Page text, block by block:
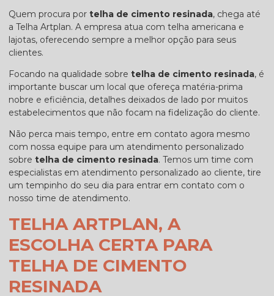
Quem procura por telha de cimento resinada, chega até
a Telha Artplan. A empresa atua com telha americana e
lajotas, oferecendo sempre a melhor opção para seus
clientes.
Focando na qualidade sobre telha de cimento resinada, é
importante buscar um local que ofereça matéria-prima
nobre e eficiência, detalhes deixados de lado por muitos
estabelecimentos que não focam na fidelização do cliente.
Não perca mais tempo, entre em contato agora mesmo
com nossa equipe para um atendimento personalizado
sobre telha de cimento resinada. Temos um time com
especialistas em atendimento personalizado ao cliente, tire
um tempinho do seu dia para entrar em contato com o
nosso time de atendimento.
TELHA ARTPLAN, A
ESCOLHA CERTA PARA
TELHA DE CIMENTO
RESINADA